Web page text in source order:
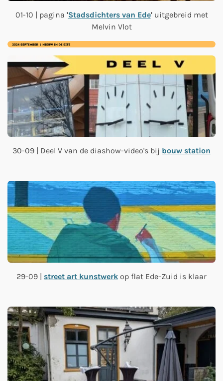
01-10 | pagina 'Stadsdichters van Ede'uitgebreid met
Melvin Vlot
30-09 | Deel V van de diashow-video's bij bouw station
29-09 | street art kunstwerk op flat Ede-Zuid is klaar